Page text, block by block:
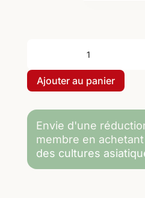
21/11/26
de
à
13h30
Atelier
de
Ajouter au panier
Envie d'une
membre en achetant
des cultures